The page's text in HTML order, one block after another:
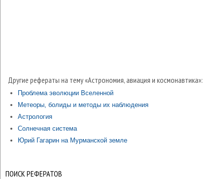
Другие рефераты на тему «Астрономия, авиация и космонавтика»:
Проблема эволюции Вселенной
Метеоры, болиды и методы их наблюдения
Астрология
Солнечная система
Юрий Гагарин на Мурманской земле
ПОИСК РЕФЕРАТОВ